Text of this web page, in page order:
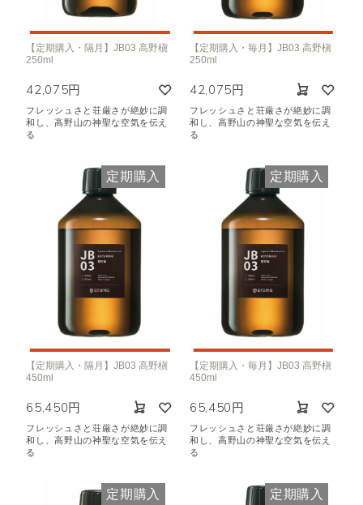
【定期購入・隔月】JB03 高野槇
250ml
42,075円
フレッシュさと荘厳さが絶妙に調
和し、高野山の神聖な空気を伝え
る
【定期購入・毎月】JB03 高野槇
250ml
42,075円
フレッシュさと荘厳さが絶妙に調
和し、高野山の神聖な空気を伝え
る
定期購入
【定期購入・隔月】JB03 高野槇
450ml
65,450円
フレッシュさと荘厳さが絶妙に調
和し、高野山の神聖な空気を伝え
る
定期購入
【定期購入・毎月】JB03 高野槇
450ml
65,450円
フレッシュさと荘厳さが絶妙に調
和し、高野山の神聖な空気を伝え
る
定期購入 定期購入